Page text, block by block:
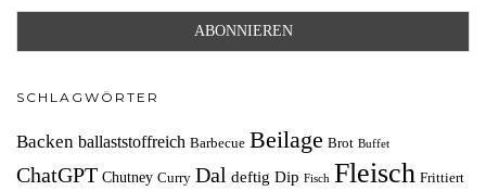
SCHLAGWÖRTER
Backen ballaststoffreich Barbecue Beilage Brot Buffet
ChatGPT Chutney Curry Dal deftig Dip Fisch Fleisch Frittiert